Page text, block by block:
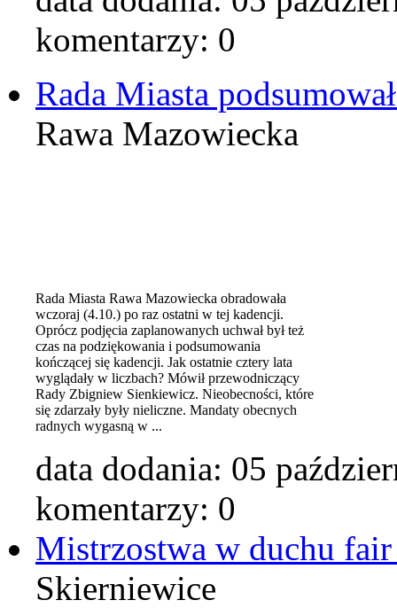
komentarzy: 0
Rada Miasta
Rawa Mazowiecka
Rada Miasta Rawa Mazowiecka obradowała
wczoraj (4.10.) po raz ostatni w tej kadencji.
Oprócz podjęcia zaplanowanych uchwał był też
czas na podziękowania i podsumowania
kończącej się kadencji. Jak ostatnie cztery lata
wyglądały w liczbach? Mówił przewodniczący
Rady Zbigniew Sienkiewicz. Nieobecności, które
się zdarzały były nieliczne. Mandaty obecnych
radnych wygasną w ...
data dodania: 05
komentarzy: 0
Mistrzostwa w duchu
Skierniewice